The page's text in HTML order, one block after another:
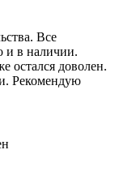
Все
и в наличии.
остался доволен.
Рекомендую